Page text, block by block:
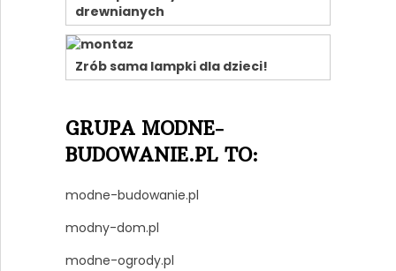
drewnianych
Zrób sama lampki dla dzieci!
GRUPA MODNE-
BUDOWANIE.PL TO:
modne-budowanie.pl
modny-dom.pl
modne-ogrody.pl